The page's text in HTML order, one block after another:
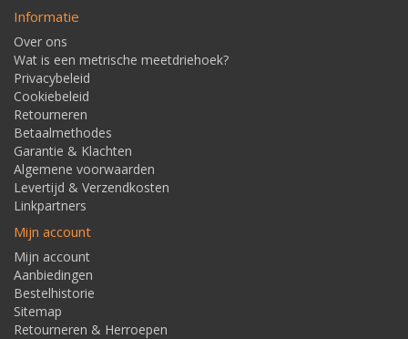
Informatie
Over ons
Wat is een metrische meetdriehoek?
Privacybeleid
Cookiebeleid
Retourneren
Betaalmethodes
Garantie & Klachten
Algemene voorwaarden
Levertijd & Verzendkosten
Linkpartners
Mijn account
Mijn account
Aanbiedingen
Bestelhistorie
Sitemap
Retourneren & Herroepen